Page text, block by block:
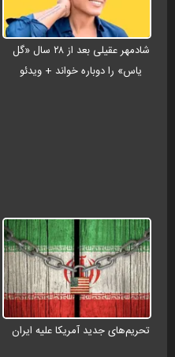
شادمهر عقیلی بعد از ۲۸ سال «گل
یاس» را دوباره خواند + ویدئو
تحریم‌های جدید آمریکا علیه ایران